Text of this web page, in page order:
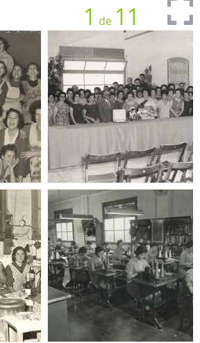
1 de 11